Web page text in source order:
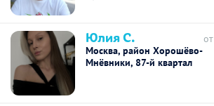
Юлия С.
Москва, район Хорошёво-
Мнёвники, 87-й квартал
от